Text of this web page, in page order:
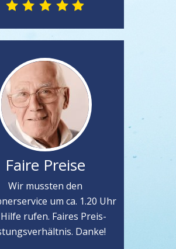
Faire Preise
Wir mussten den
um ca. 1.20 Uhr
rufen. Faires Preis-
Danke!